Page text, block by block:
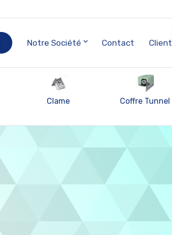
Notre Société Contact Client
Clame Coffre Tunnel